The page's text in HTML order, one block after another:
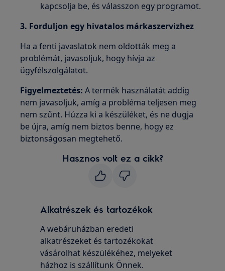
kapcsolja be, és válasszon egy programot.
3. Forduljon egy hivatalos márkaszervizhez
Ha a fenti javaslatok nem oldották meg a
problémát, javasoljuk, hogy hívja az
ügyfélszolgálatot.
Figyelmeztetés: A termék használatát addig
nem javasoljuk, amíg a probléma teljesen meg
nem szűnt. Húzza ki a készüléket, és ne dugja
be újra, amíg nem biztos benne, hogy ez
biztonságosan megtehető.
Hasznos volt ez a cikk?
Alkatrészek és tartozékok
A webáruházban eredeti
alkatrészeket és tartozékokat
vásárolhat készülékéhez, melyeket
házhoz is szállítunk Önnek.